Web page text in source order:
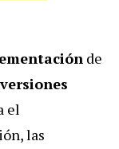
de
el
las